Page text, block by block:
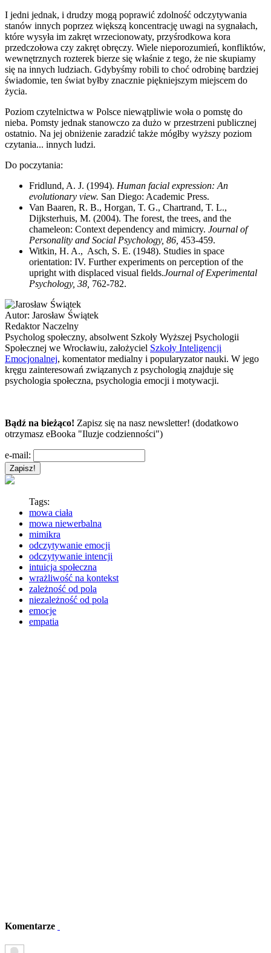
I jedni jednak, i drudzy mogą poprawić zdolność odczytywania
stanów innych poprzez większą koncentrację uwagi na sygnałach,
które wysyła im zakręt wrzecionowaty, przyśrodkowa kora
przedczołowa czy zakręt obręczy. Wiele nieporozumień, konfliktów,
wewnętrznych rozterek bierze się właśnie z tego, że nie skupiamy
się na innych ludziach. Gdybyśmy robili to choć odrobinę bardziej
świadomie, ten świat byłby znacznie piękniejszym miejscem do
życia.
Poziom czytelnictwa w Polsce niewątpliwie woła o pomstę do
nieba. Pomsty jednak stanowczo za dużo w przestrzeni publicznej
ostatnio. Na jej obniżenie zaradzić także mógłby wyższy poziom
czytania... innych ludzi.
Do poczytania:
Fridlund, A. J. (1994). Human facial expression: An
evolutionary view. San Diego: Academic Press.
Van Baaren, R. B., Horgan, T. G., Chartrand, T. L.,
Dijksterhuis, M. (2004). The forest, the trees, and the
chameleon: Context dependency and mimicry. Journal of
Personality and Social Psychology, 86, 453-459.
Witkin, H. A., Asch, S. E. (1948). Studies in space
orientation: IV. Further experiments on perception of the
upright with displaced visual fields.Journal of Experimental
Psychology, 38, 762-782.
Autor: Jarosław Świątek
Redaktor Naczelny
Psycholog społeczny, absolwent Szkoły Wyższej Psychologii
Społecznej we Wrocławiu, założyciel Szkoły Inteligencji
Emocjonalnej, komentator medialny i popularyzator nauki. W jego
kręgu zainteresowań związanych z psychologią znajduje się
psychologia społeczna, psychologia emocji i motywacji.
Bądź na bieżąco! Zapisz się na nasz newsletter! (dodatkowo
otrzymasz eBooka "Iluzje codzienności")
e-mail:
Tags:
mowa ciała
mowa niewerbalna
mimikra
odczytywanie emocji
odczytywanie intencji
intuicja społeczna
wrażliwość na kontekst
zależność od pola
niezależność od pola
emocje
empatia
Komentarze